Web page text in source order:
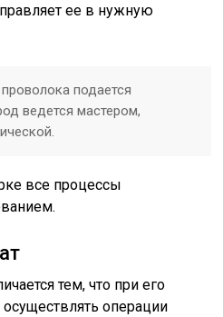
ее в нужную
подается
ведется мастером,
все процессы
тем, что при его
операции